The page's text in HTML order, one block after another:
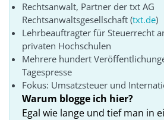
Rechtsanwalt, Partner der txt AG
Rechtsanwaltsgesellschaft (txt.de)
Lehrbeauftragter für Steuerrecht
privaten Hochschulen
Mehrere hundert
Tagespresse
Fokus: Umsatzsteuer und
Warum blogge ich hier?
Egal wie lange und tief man in